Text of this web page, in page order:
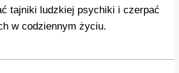
tajniki ludzkiej psychiki i czerpać
w codziennym życiu.